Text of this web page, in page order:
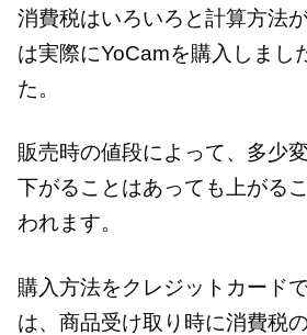
消費税はいろいろと計算方法
は実際にYoCamを購入しまし
た。
販売時の値段によって、多少
下がることはあっても上がる
われます。
購入方法をクレジットカード
は、商品受け取り時に消費税